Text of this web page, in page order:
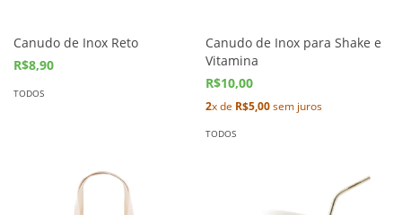
Canudo de Inox Reto
R$8,90
TODOS
Canudo de Inox para Shake e
Vitamina
R$10,00
2x de R$5,00sem juros
TODOS